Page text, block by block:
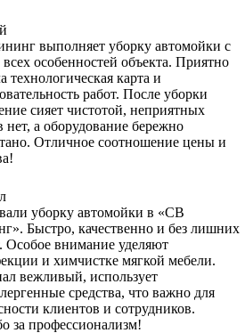
выполняет уборку автомойки с
особенностей объекта. Приятно
технологическая карта и
работ. После уборки
сияет чистотой, неприятных
нет, а оборудование бережно
Отличное соотношение цены и
уборку автомойки в «СВ
Быстро, качественно и без лишних
Особое внимание уделяют
и химчистке мягкой мебели.
вежливый, использует
средства, что важно для
клиентов и сотрудников.
за профессионализм!